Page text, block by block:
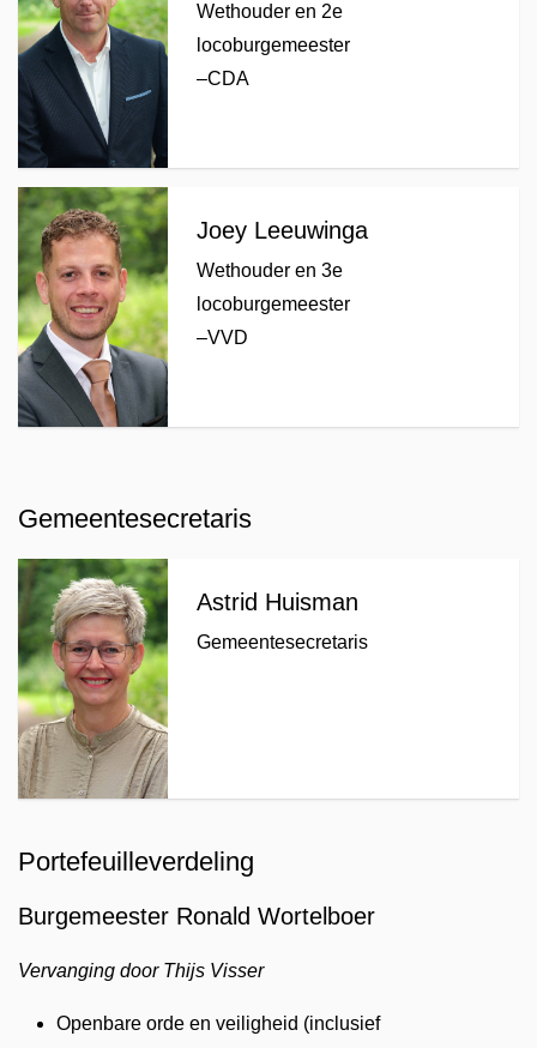
Wethouder en 2e
locoburgemeester
–CDA
Joey Leeuwinga
Wethouder en 3e
locoburgemeester
–VVD
Gemeentesecretaris
Astrid Huisman
Gemeentesecretaris
Portefeuilleverdeling
Burgemeester Ronald Wortelboer
Vervanging door Thijs Visser
Openbare orde en veiligheid (inclusief